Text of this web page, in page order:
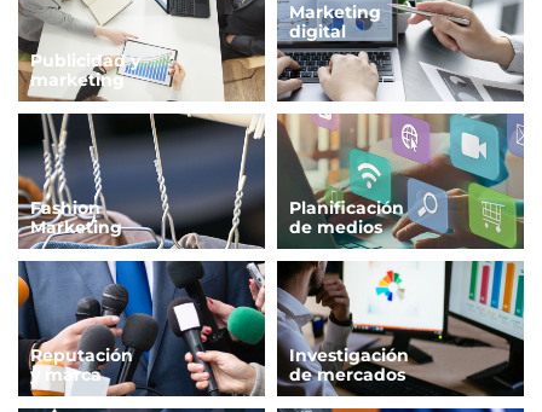
Publicidad y
marketing
Marketing
digital
Fashion
Marketing
Planificación
de medios
Reputación
y marca
Investigación
de mercados